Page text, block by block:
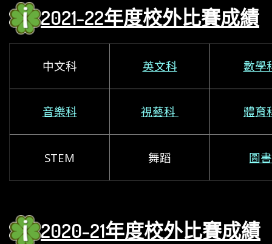
2021-22年度校外比賽成績
中文科 英文科 數學
音樂科 視藝科 體育
STEM 舞蹈 圖書
2020-21年度校外比賽成績